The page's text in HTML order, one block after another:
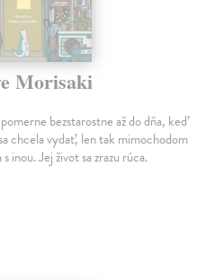
Morisaki
bezstarostne až do dňa, keď
chcela vydať, len tak mimochodom
inou. Jej život sa zrazu rúca.